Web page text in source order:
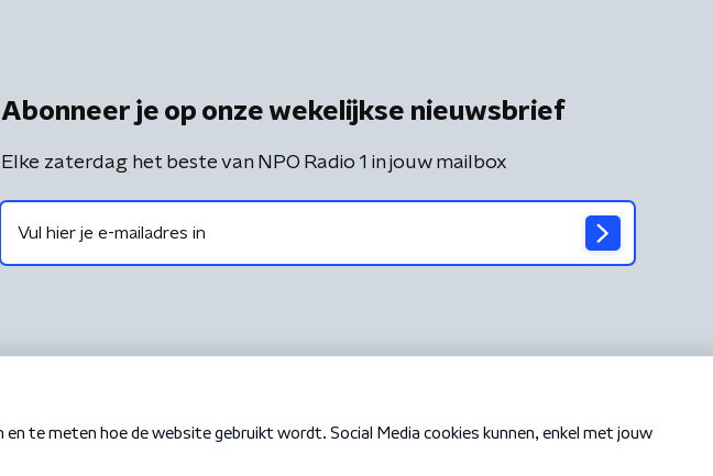
Abonneer je op onze wekelijkse nieuwsbrief
Elke zaterdag het beste van NPO Radio 1 in jouw mailbox